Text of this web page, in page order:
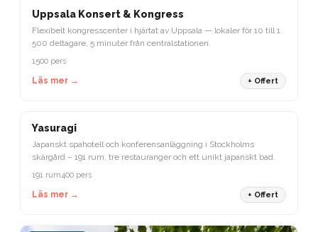
Uppsala Konsert & Kongress
Flexibelt kongresscenter i hjärtat av Uppsala — lokaler för 10 till 1
500 deltagare, 5 minuter från centralstationen.
1500 pers
Läs mer → + Offert
STOCKHOLM
Yasuragi
Japanskt spahotell och konferensanläggning i Stockholms
skärgård – 191 rum, tre restauranger och ett unikt japanskt bad.
191 rum400 pers
Läs mer → + Offert